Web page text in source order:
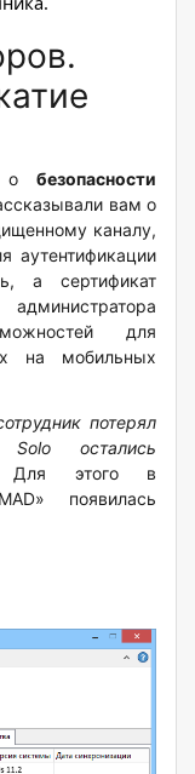
о безопасности
вам о
каналу,
аутентификации
а сертификат
для
на мобильных
потерял
остались
этого в
появилась